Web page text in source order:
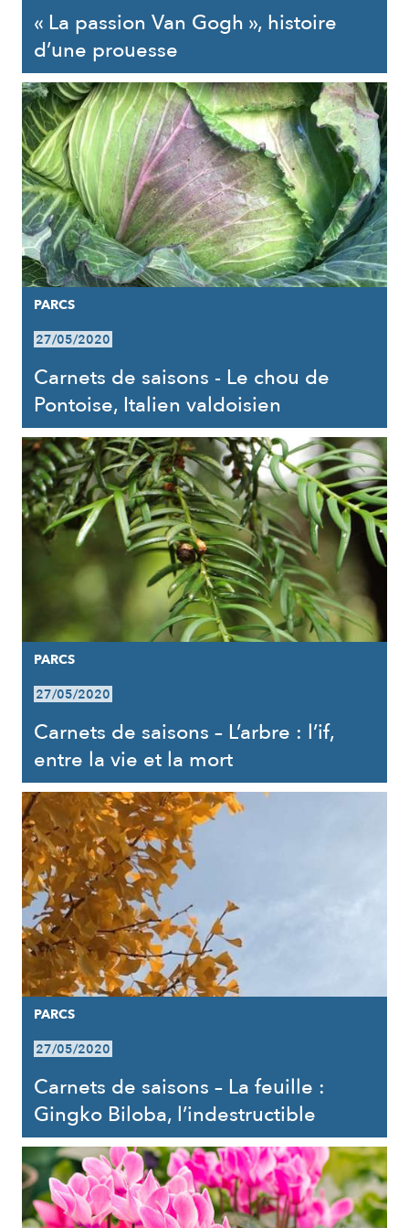
« La passion Van Gogh », histoire
d’une prouesse
PARCS
27/05/2020
Carnets de saisons - Le chou de
Pontoise, Italien valdoisien
PARCS
27/05/2020
Carnets de saisons – L’arbre : l’if,
entre la vie et la mort
PARCS
27/05/2020
Carnets de saisons – La feuille :
Gingko Biloba, l’indestructible